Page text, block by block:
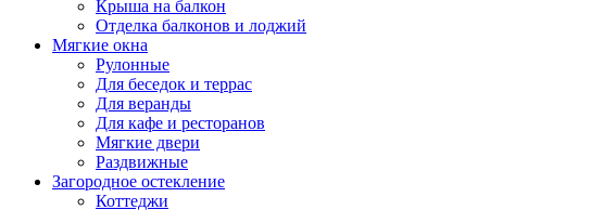
Крыша на балкон
Отделка балконов и лоджий
Мягкие окна
Рулонные
Для беседок и террас
Для веранды
Для кафе и ресторанов
Мягкие двери
Раздвижные
Загородное остекление
Коттеджи